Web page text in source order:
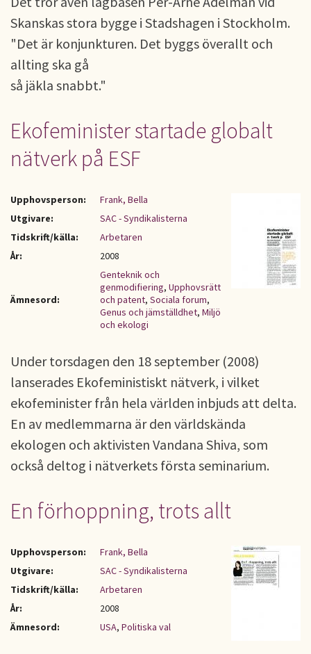
Skanskas stora bygge i Stadshagen i Stockholm.
"Det är konjunkturen. Det byggs överallt och
allting ska gå
så jäkla snabbt."
Ekofeminister startade globalt
nätverk på ESF
Upphovsperson:
Frank, Bella
Utgivare:
SAC - Syndikalisterna
Tidskrift/källa:
Arbetaren
År:
2008
Ämnesord:
Genteknik och
genmodifiering, Upphovsrätt
och patent, Sociala forum,
Genus och jämställdhet, Miljö
och ekologi
Under torsdagen den 18 september (2008)
lanserades Ekofeministiskt nätverk, i vilket
ekofeminister från hela världen inbjuds att delta.
En av medlemmarna är den världskända
ekologen och aktivisten Vandana Shiva, som
också deltog i nätverkets första seminarium.
En förhoppning, trots allt
Upphovsperson:
Frank, Bella
Utgivare:
SAC - Syndikalisterna
Tidskrift/källa:
Arbetaren
År:
2008
Ämnesord:
USA, Politiska val